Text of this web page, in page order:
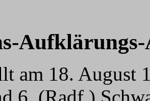
am 18. August